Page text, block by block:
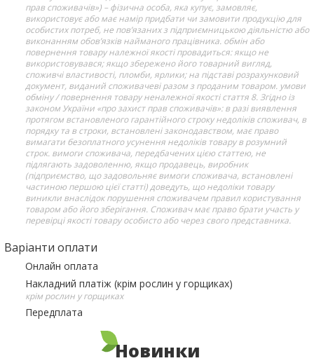
прав споживачів») – фізична особа, яка купує, замовляє,
використовує або має намір придбати чи замовити продукцію для
особистих потреб, не пов’язаних з підприємницькою діяльністю або
виконанням обов’язків найманого працівника. обмін або
повернення товару належної якості провадиться: якщо не
використовувався; якщо збережено його товарний вигляд,
споживчі властивості, пломби, ярлики; на підставі розрахунковий
документ, виданий споживачеві разом з проданим товаром. умови
обміну / повернення товару неналежної якості стаття 8. Згідно із
законом України «про захист прав споживачів»: в разі виявлення
протягом встановленого гарантійного строку недоліків споживач, в
порядку та в строки, встановлені законодавством, має право
вимагати безоплатного усунення недоліків товару в розумний
строк. вимоги споживача, передбачених цією статтею, не
підлягають задоволенню, якщо продавець, виробник
(підприємство, що задовольняє вимоги споживача, встановлені
частиною першою цієї статті) доведуть, що недоліки товару
виникли внаслідок порушення споживачем правил користування
товаром або його зберігання. Споживач має право брати участь у
перевірці якості товару особисто або через свого представника.
Варіанти оплати
Онлайн оплата
Накладний платіж (крім рослин у горщиках)
крім рослин у горщиках
Передплата
Новинки